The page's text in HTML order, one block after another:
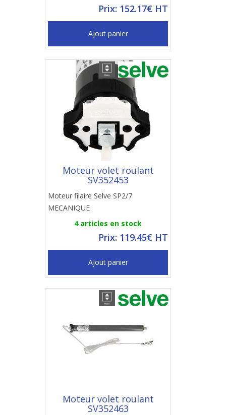
Prix: 152.17€ HT
Ajout panier
Moteur volet roulant
SV352453
Moteur filaire Selve SP2/7
MECANIQUE
4 articles en stock
Prix: 119.45€ HT
Ajout panier
Moteur volet roulant
SV352463